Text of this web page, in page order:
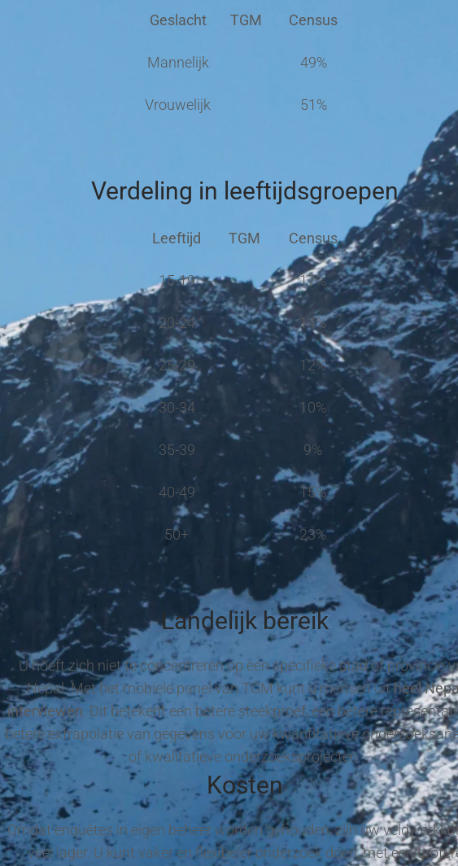
Geslacht TGM Census
Mannelijk 49%
Vrouwelijk 51%
Verdeling in leeftijdsgroepen
Leeftijd TGM Census
15-19 17%
20-24 14%
25-29 12%
30-34 10%
35-39 9%
40-49 15%
50+ 23%
Landelijk bereik
U hoeft zich niet te concentreren op één specifieke stad of provincie
Nepal. Met het mobiele panel van TGM kunt u mensen uitheel
interviewen . Dit betekent een betere steekproef, een betere
betere extrapolatie van gegevens voor uw kwantitatieve
of kwalitatieve onderzoeksprojecten.
Kosten
Omdat enquêtes in eigen beheer worden gehouden, zijn uw
veel lager. U kunt vaker en flexibeler onderzoek doen, met een